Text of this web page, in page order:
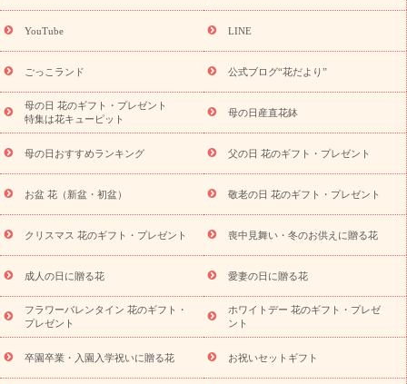
9月の誕生花(リンドウ)
ら探す
お祝いの花特集 当日配達特急便 お祝い商品一覧
念日
結婚祝い 出産祝い 退院祝い・快気祝い
寿祝い
プチギフト ペットのお祝いフラワー
供え・お悔やみ商品一覧
お供え・お悔やみの花
四十九日法要以
降に贈る花
通夜・葬儀に贈る花
お供え お花とセットギフト
お供え プリザーブドフラワー
ペットのお供えフラワー
お盆（新
盆・初盆）
その他 お祝い返し お見舞い
お取り寄せギフト
ビジネス用
ご自宅用 観葉植物 ミディ胡蝶蘭
プリザーブ
ドフラワー
スタイルから探す アレンジメント 花束
スタ
ンド花
お祝い お供え・お悔やみ 胡蝶蘭 胡蝶蘭・花鉢
ディ胡蝶蘭・お祝い
ミディ胡蝶蘭・お供え
世界初の青色胡蝶蘭
観葉植物
観葉植物 産直多肉植物
プリザーブドフラワー
お祝い
お供え・お悔やみ 花とセットギフト
セミオーダー
プチギフト（hanamore -ハナモア-）
花とみどりのeギフト
キューピットのeGfit
カラー ピンク イエローオレンジ
レッ
YouTube LINE
ごっこランド 公式ブログ“花だより”
母の日 花のギフト・プレゼント
特集は花キューピット
母の日産直花鉢
母の日おすすめランキング 父の日 花のギフト・プレゼント
お盆 花（新盆・初盆） 敬老の日 花のギフト・プレゼント
クリスマス 花のギフト・プレゼント 喪中見舞い・冬のお供えに贈る花
成人の日に贈る花 愛妻の日に贈る花
フラワーバレンタイン 花のギフト・
プレゼント
ホワイトデー 花のギフト・プレゼ
ント
卒園卒業・入園入学祝いに贈る花 お祝いセットギフト